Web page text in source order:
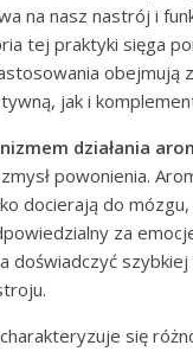
na nasz nastrój i
tej praktyki sięga
obejmują
jak i
działania
powonienia.
docierają do
za
doświadczyć
się